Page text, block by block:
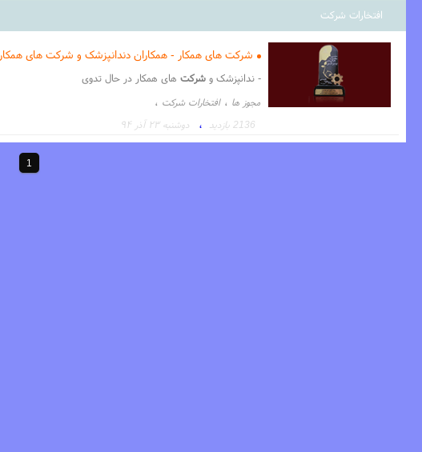
افتخارات شرکت
شرکت های همکار - همکاران دندانپزشک و شرکت های همکار
- ندانپزشک و شرکت های همکار در حال تدوی
مجوز ها ، افتخارات شرکت ،
2136 بازدید ، دوشنبه ۲۳ آذر ۹۴
1